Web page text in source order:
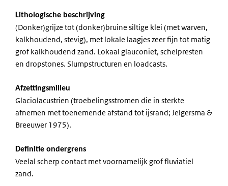
Lithologische beschrijving
(Donker)grijze tot (donker)bruine siltige klei (met warven,
kalkhoudend, stevig), met lokale laagjes zeer fijn tot matig
grof kalkhoudend zand. Lokaal glauconiet, schelpresten
en dropstones. Slumpstructuren en loadcasts.
Afzettingsmilieu
Glaciolacustrien (troebelingsstromen die in sterkte
afnemen met toenemende afstand tot ijsrand; Jelgersma &
Breeuwer 1975).
Definitie ondergrens
Veelal scherp contact met voornamelijk grof fluviatiel
zand.